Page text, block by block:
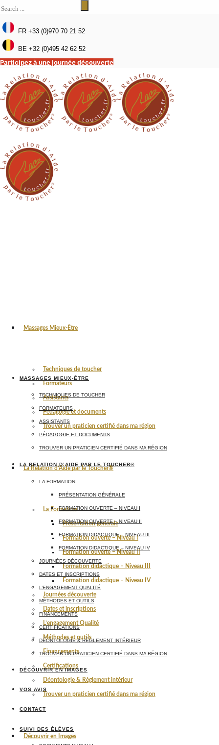
FR +33 (0)970 70 21 52
BE +32 (0)495 42 62 52
Participez à une journée découverte
Massages Mieux-Être
Techniques de toucher
Formateurs
Assistants
Pédagogie et documents
Trouver un praticien certifié dans ma région
La Relation d’Aide par le Toucher®
La Formation
Présentation générale
Formation ouverte – Niveau I
Formation ouverte – Niveau II
Formation didactique – Niveau III
Formation didactique – Niveau IV
Journées découverte
Dates et inscriptions
L’engagement Qualité
Méthodes et outils
Financements
Certifications
Déontologie & Règlement intérieur
Trouver un praticien certifié dans ma région
Découvrir en Images
MASSAGES MIEUX-ÊTRE
TECHNIQUES DE TOUCHER
FORMATEURS
ASSISTANTS
PÉDAGOGIE ET DOCUMENTS
TROUVER UN PRATICIEN CERTIFIÉ DANS MA RÉGION
LA RELATION D’AIDE PAR LE TOUCHER®
LA FORMATION
PRÉSENTATION GÉNÉRALE
FORMATION OUVERTE – NIVEAU I
FORMATION OUVERTE – NIVEAU II
FORMATION DIDACTIQUE – NIVEAU III
FORMATION DIDACTIQUE – NIVEAU IV
JOURNÉES DÉCOUVERTE
DATES ET INSCRIPTIONS
L’ENGAGEMENT QUALITÉ
MÉTHODES ET OUTILS
FINANCEMENTS
CERTIFICATIONS
DÉONTOLOGIE & RÈGLEMENT INTÉRIEUR
TROUVER UN PRATICIEN CERTIFIÉ DANS MA RÉGION
DÉCOUVRIR EN IMAGES
VOS AVIS
CONTACT
SUIVI DES ÉLÈVES